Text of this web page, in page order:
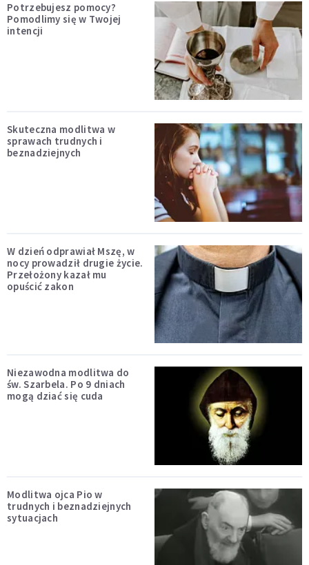
Potrzebujesz pomocy?
Pomodlimy się w Twojej
intencji
Skuteczna modlitwa w
sprawach trudnych i
beznadziejnych
W dzień odprawiał Mszę, w
nocy prowadził drugie życie.
Przełożony kazał mu
opuścić zakon
Niezawodna modlitwa do
św. Szarbela. Po 9 dniach
mogą dziać się cuda
Modlitwa ojca Pio w
trudnych i beznadziejnych
sytuacjach